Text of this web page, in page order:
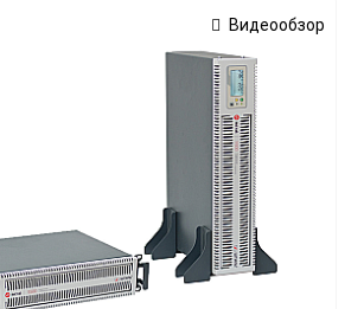
Видеообзор